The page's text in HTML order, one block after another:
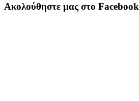
Ακολούθηστε μας στο Facebook